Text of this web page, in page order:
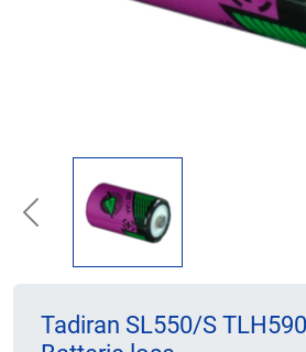
Previous
Tadiran SL550/S